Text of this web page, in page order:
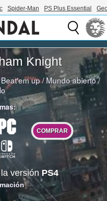
Spider-Man PS Plus Essential
Knight
Beat'em up/Mundo abierto/
COMPRAR
versión PS4